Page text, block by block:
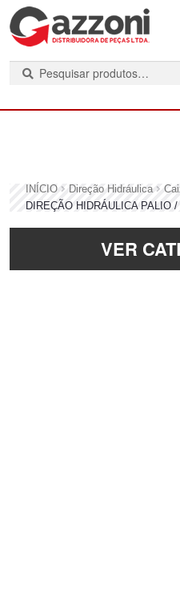
INÍCIO Direção Hidráulica
DIREÇÃO HIDRÁULICA PALIO
VER